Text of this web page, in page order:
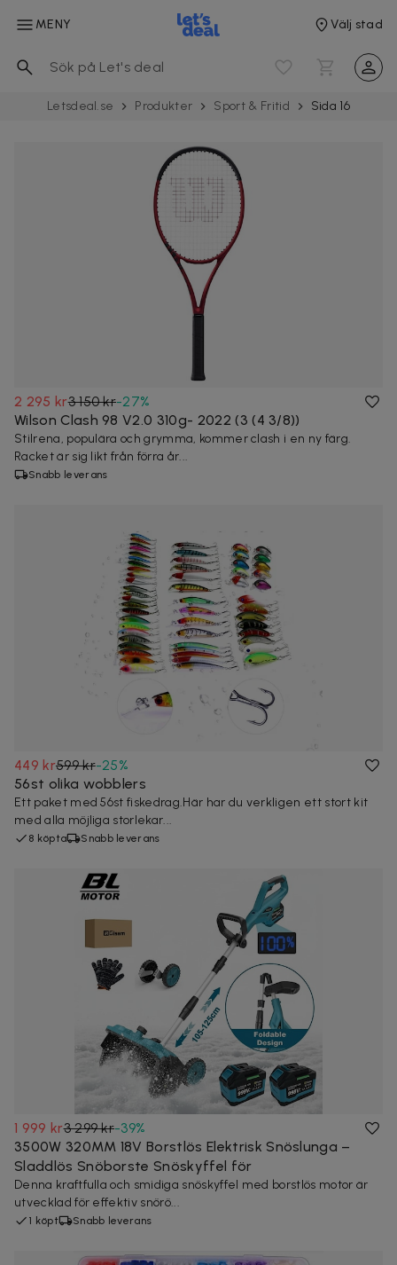
MENY Välj stad
Letsdeal.se Produkter Sport & Fritid Sida 16
2 295 kr3 150 kr-27%
Wilson Clash 98 V2.0 310g- 2022 (3 (4 3/8))
Stilrena, populära och grymma, kommer clash i en ny färg.
Racket är sig likt från förra år...
Snabb leverans
449 kr599 kr-25%
56st olika wobblers
Ett paket med 56st fiskedrag.Här har du verkligen ett stort kit
med alla möjliga storlekar...
8 köpta Snabb leverans
1 999 kr3 299 kr-39%
3500W 320MM 18V Borstlös Elektrisk Snöslunga –
Sladdlös Snöborste Snöskyffel för
Denna kraftfulla och smidiga snöskyffel med borstlös motor är
utvecklad för effektiv snörö...
1 köpt Snabb leverans